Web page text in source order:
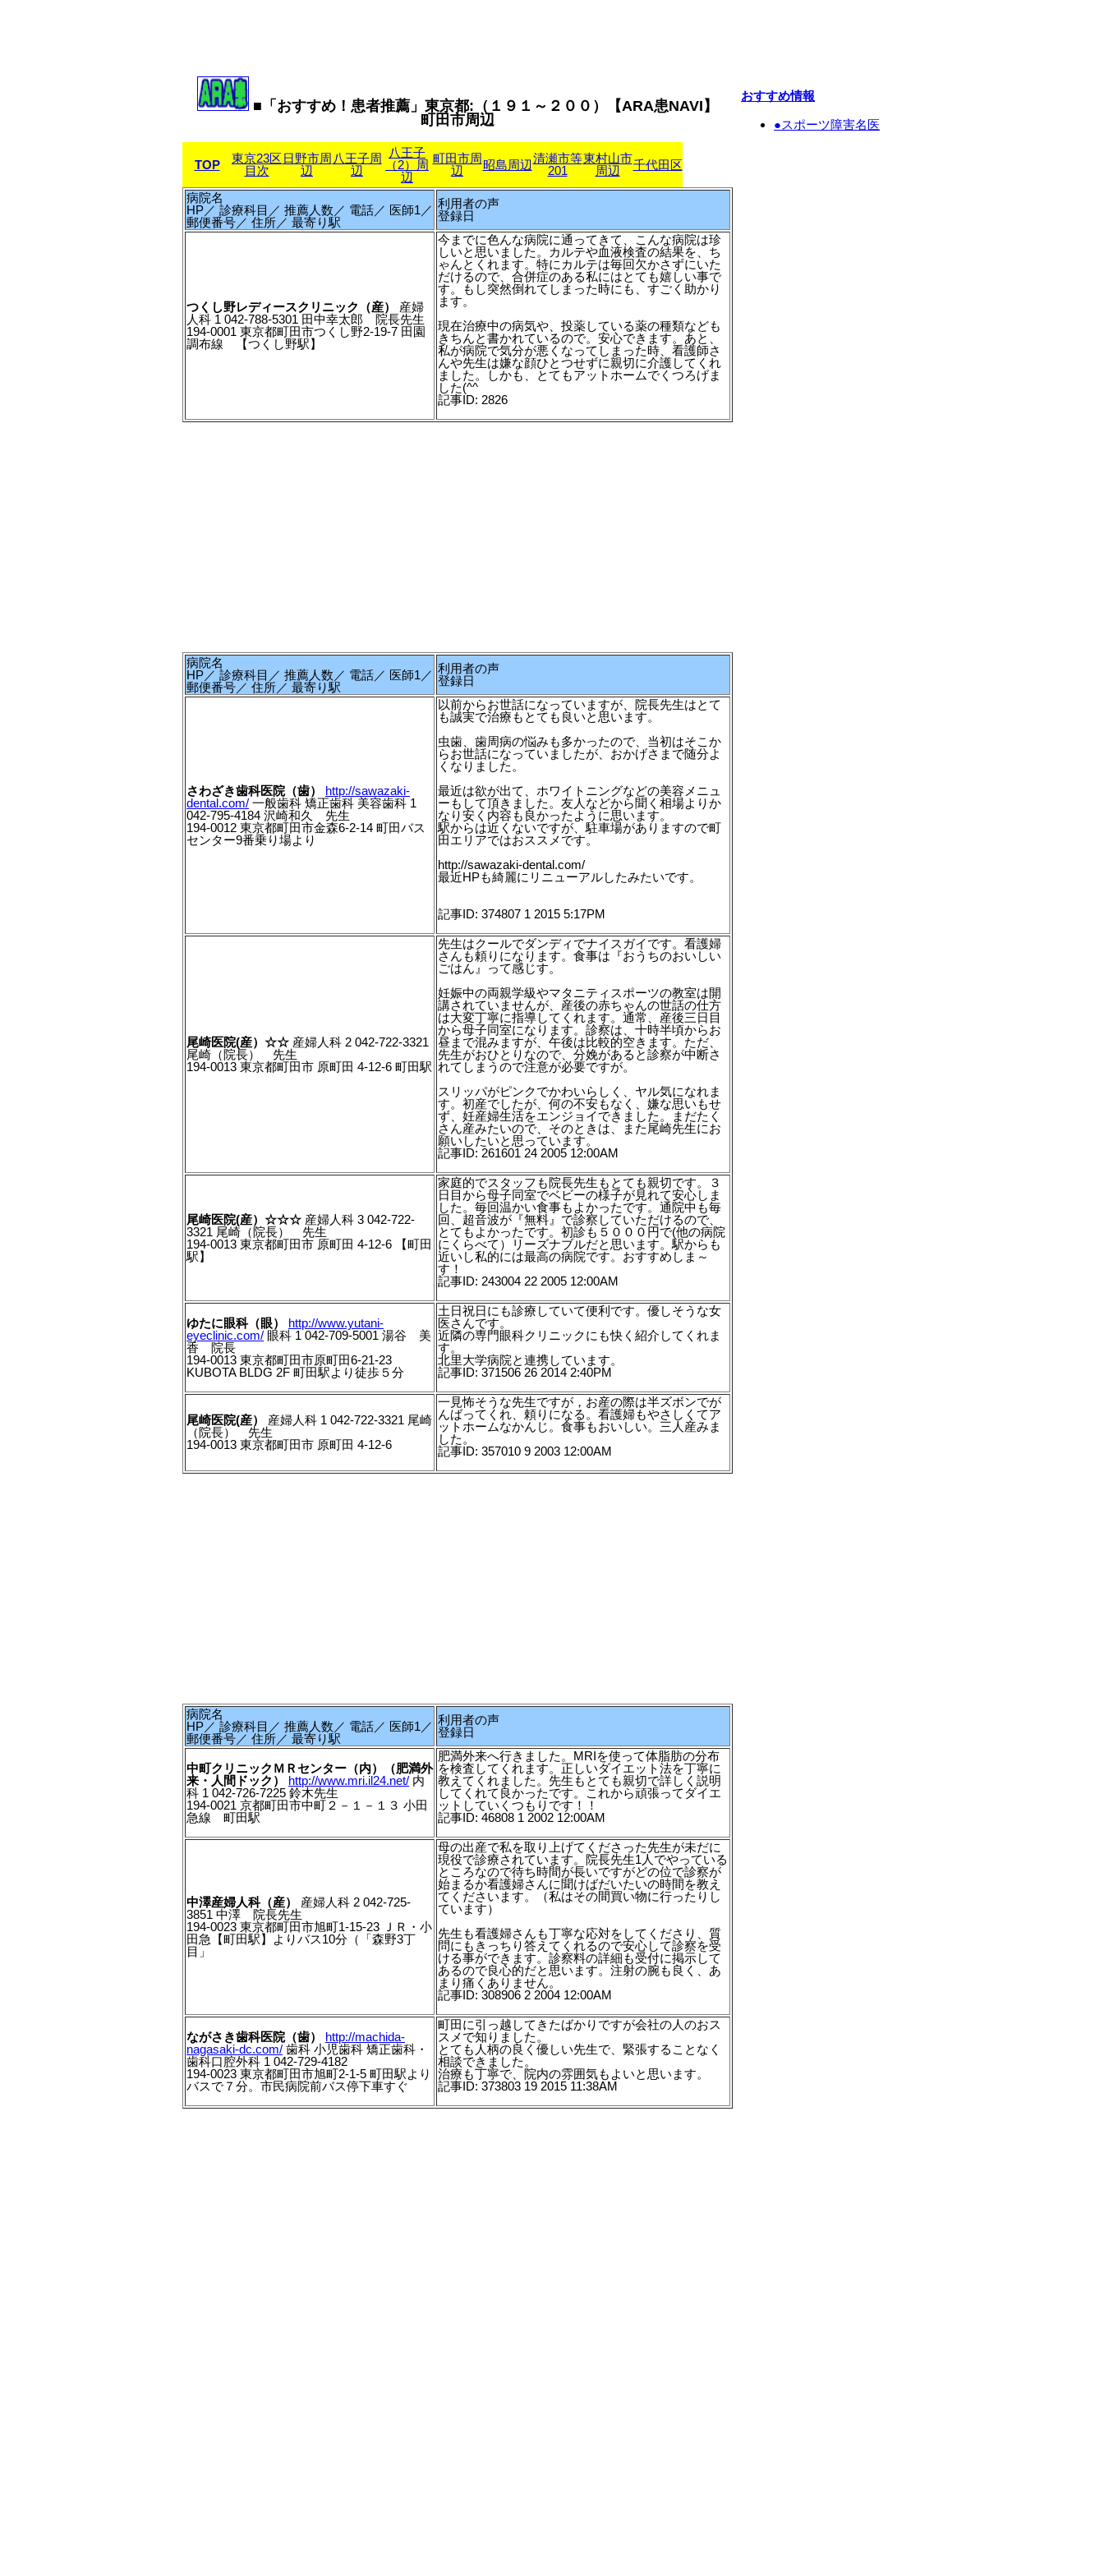
■「おすすめ！患者推薦」東京都:（１９１～２００）【ARA患NAVI】
町田市周辺
TOP
東京23区
目次
日野市周
辺
八王子周
辺
八王子
（2）周
辺
町田市周
辺
昭島周辺清瀬市等
201
東村山市
周辺
千代田区
病院名
HP／ 診療科目／ 推薦人数／ 電話／ 医師1／
郵便番号／ 住所／ 最寄り駅
利用者の声
登録日
つくし野レディースクリニック（産）
産婦
人科 1 042-788-5301 田中幸太郎 院長先生
194-0001 東京都町田市つくし野2-19-7 田園
調布線 【つくし野駅】
今までに色んな病院に通ってきて、こんな病院は珍
しいと思いました。カルテや血液検査の結果を、ち
ゃんとくれます。特にカルテは毎回欠かさずにいた
だけるので、合併症のある私にはとても嬉しい事で
す。もし突然倒れてしまった時にも、すごく助かり
ます。
現在治療中の病気や、投薬している薬の種類なども
きちんと書かれているので。安心できます。あと、
私が病院で気分が悪くなってしまった時、看護師さ
んや先生は嫌な顔ひとつせずに親切に介護してくれ
ました。しかも、とてもアットホームでくつろげま
した(^^
記事ID: 2826
病院名
HP／ 診療科目／ 推薦人数／ 電話／ 医師1／
郵便番号／ 住所／ 最寄り駅
利用者の声
登録日
さわざき歯科医院（歯）
http://sawazaki-
dental.com/ 一般歯科 矯正歯科 美容歯科 1
042-795-4184 沢崎和久 先生
194-0012 東京都町田市金森6-2-14 町田バス
センター9番乗り場より
以前からお世話になっていますが、院長先生はとて
も誠実で治療もとても良いと思います。
虫歯、歯周病の悩みも多かったので、当初はそこか
らお世話になっていましたが、おかげさまで随分よ
くなりました。
最近は欲が出て、ホワイトニングなどの美容メニュ
ーもして頂きました。友人などから聞く相場よりか
なり安く内容も良かったように思います。
駅からは近くないですが、駐車場がありますので町
田エリアではおススメです。
http://sawazaki-dental.com/
最近HPも綺麗にリニューアルしたみたいです。
記事ID: 374807 1 2015 5:17PM
尾崎医院(産）☆☆ 産婦人科 2 042-722-3321
尾崎（院長） 先生
194-0013 東京都町田市 原町田 4-12-6 町田駅
先生はクールでダンディでナイスガイです。看護婦
さんも頼りになります。食事は『おうちのおいしい
ごはん』って感じす。
妊娠中の両親学級やマタニティスポーツの教室は開
講されていませんが、産後の赤ちゃんの世話の仕方
は大変丁寧に指導してくれます。通常、産後三日目
から母子同室になります。診察は、十時半頃からお
昼まで混みますが、午後は比較的空きます。ただ、
先生がおひとりなので、分娩があると診察が中断さ
れてしまうので注意が必要ですが。
スリッパがピンクでかわいらしく、ヤル気になれま
す。初産でしたが、何の不安もなく、嫌な思いもせ
ず、妊産婦生活をエンジョイできました。まだたく
さん産みたいので、そのときは、また尾崎先生にお
願いしたいと思っています。
記事ID: 261601 24 2005 12:00AM
尾崎医院(産）☆☆☆ 産婦人科 3 042-722-
3321 尾崎（院長） 先生
194-0013 東京都町田市 原町田 4-12-6 【町田
駅】
家庭的でスタッフも院長先生もとても親切です。３
日目から母子同室でベビーの様子が見れて安心しま
した。毎回温かい食事もよかったです。通院中も毎
回、超音波が『無料』で診察していただけるので、
とてもよかったです。初診も５０００円で(他の病院
にくらべて）リーズナブルだと思います。駅からも
近いし私的には最高の病院です。おすすめしま～
す！
記事ID: 243004 22 2005 12:00AM
ゆたに眼科（眼）
http://www.yutani-
eyeclinic.com/ 眼科 1 042-709-5001 湯谷 美
香 院長
194-0013 東京都町田市原町田6-21-23
KUBOTA BLDG 2F 町田駅より徒歩５分
土日祝日にも診療していて便利です。優しそうな女
医さんです。
近隣の専門眼科クリニックにも快く紹介してくれま
す。
北里大学病院と連携しています。
記事ID: 371506 26 2014 2:40PM
尾崎医院(産）
産婦人科 1 042-722-3321 尾崎
（院長） 先生
194-0013 東京都町田市 原町田 4-12-6
一見怖そうな先生ですが，お産の際は半ズボンでが
んばってくれ、頼りになる。看護婦もやさしくてア
ットホームなかんじ。食事もおいしい。三人産みま
した。
記事ID: 357010 9 2003 12:00AM
病院名
HP／ 診療科目／ 推薦人数／ 電話／ 医師1／
郵便番号／ 住所／ 最寄り駅
利用者の声
登録日
中町クリニックＭＲセンター（内）（肥満外
来・人間ドック）
http://www.mri.il24.net/ 内
科 1 042-726-7225 鈴木先生
194-0021 京都町田市中町２－１－１３ 小田
急線 町田駅
肥満外来へ行きました。MRIを使って体脂肪の分布
を検査してくれます。正しいダイエット法を丁寧に
教えてくれました。先生もとても親切で詳しく説明
してくれて良かったです。これから頑張ってダイエ
ットしていくつもりです！！
記事ID: 46808 1 2002 12:00AM
中澤産婦人科（産）
産婦人科 2 042-725-
3851 中澤 院長先生
194-0023 東京都町田市旭町1-15-23 ＪＲ・小
田急【町田駅】よりバス10分（「森野3丁
目」
母の出産で私を取り上げてくださった先生が未だに
現役で診療されています。院長先生1人でやっている
ところなので待ち時間が長いですがどの位で診察が
始まるか看護婦さんに聞けばだいたいの時間を教え
てくださいます。（私はその間買い物に行ったりし
ています）
先生も看護婦さんも丁寧な応対をしてくださり、質
問にもきっちり答えてくれるので安心して診察を受
ける事ができます。診察料の詳細も受付に掲示して
あるので良心的だと思います。注射の腕も良く、あ
まり痛くありません。
記事ID: 308906 2 2004 12:00AM
ながさき歯科医院（歯）
http://machida-
nagasaki-dc.com/ 歯科 小児歯科 矯正歯科・
歯科口腔外科 1 042-729-4182
194-0023 東京都町田市旭町2-1-5 町田駅より
バスで７分。市民病院前バス停下車すぐ
町田に引っ越してきたばかりですが会社の人のおス
スメで知りました。
とても人柄の良く優しい先生で、緊張することなく
相談できました。
治療も丁寧で、院内の雰囲気もよいと思います。
記事ID: 373803 19 2015 11:38AM
おすすめ情報
●スポーツ障害名医